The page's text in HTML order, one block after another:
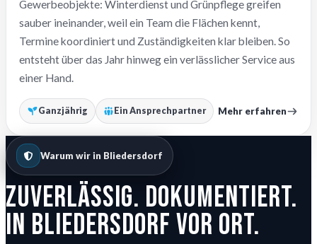
Gewerbeobjekte: Winterdienst und Grünpflege greifen
sauber ineinander, weil ein Team die Flächen kennt,
Termine koordiniert und Zuständigkeiten klar bleiben. So
entsteht über das Jahr hinweg ein verlässlicher Service aus
einer Hand.
Ganzjährig Ein Ansprechpartner Mehr erfahren
Warum wir in Bliedersdorf
Zuverlässig. Dokumentiert.
In Bliedersdorf vor Ort.